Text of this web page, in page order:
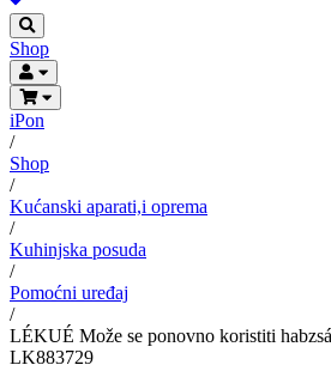
Shop
iPon
/
Shop
/
Kućanski aparati,i oprema
/
Kuhinjska posuda
/
Pomoćni uređaj
/
LÉKUÉ Može se ponovno koristiti
LK883729